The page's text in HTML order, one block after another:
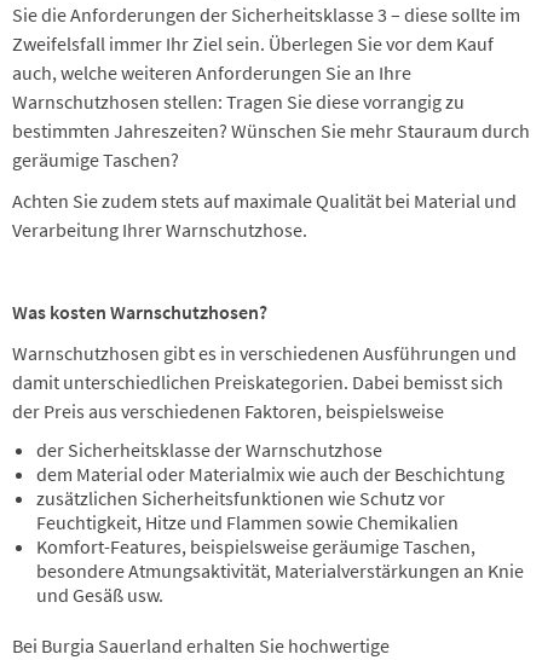
Sie die Anforderungen der Sicherheitsklasse 3 – diese sollte im
Zweifelsfall immer Ihr Ziel sein. Überlegen Sie vor dem Kauf
auch, welche weiteren Anforderungen Sie an Ihre
Warnschutzhosen stellen: Tragen Sie diese vorrangig zu
bestimmten Jahreszeiten? Wünschen Sie mehr Stauraum durch
geräumige Taschen?
Achten Sie zudem stets auf maximale Qualität bei Material und
Verarbeitung Ihrer Warnschutzhose.
Was kosten Warnschutzhosen?
Warnschutzhosen gibt es in verschiedenen Ausführungen und
damit unterschiedlichen Preiskategorien. Dabei bemisst sich
der Preis aus verschiedenen Faktoren, beispielsweise
der Sicherheitsklasse der Warnschutzhose
dem Material oder Materialmix wie auch der Beschichtung
zusätzlichen Sicherheitsfunktionen wie Schutz vor
Feuchtigkeit, Hitze und Flammen sowie Chemikalien
Komfort-Features, beispielsweise geräumige Taschen,
besondere Atmungsaktivität, Materialverstärkungen an Knie
und Gesäß usw.
Bei Burgia Sauerland erhalten Sie hochwertige